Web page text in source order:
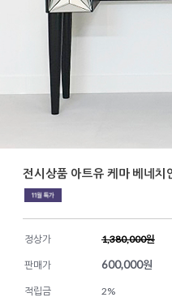
전시상품 아트유 케마 베네치
정상가 1,380,000원
판매가 600,000원
적립금 2%